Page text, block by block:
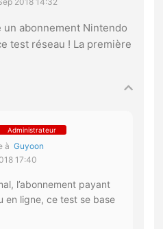
un abonnement Nintendo
test réseau ! La première
Administrateur
àGuyoon
17:40
l’abonnement payant
en ligne, ce test se base